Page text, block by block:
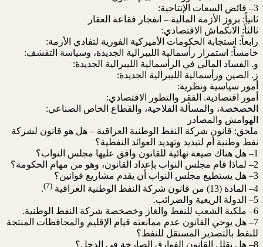
3– فائض السعات الإنتاجية:
ثانياً: بروز الأزمة المالية – انفجار فقاعة العقار
ثالثاً: الانكماش الاقتصادي:
رابعاً: استجابة الحكومات الأميركية الفورية لتفادي الأزمة:
خامساً: استمرار رأسمالية الليبرالية الجديدة، وسياسة التقشف:
و. الفساد المالي في الرأسمالية الليبرالية الجديدة:
ز. الصين ورأسمالية الليبرالية الجديدة:
أمور سياسية ونظرية:
أمور اقتصادية. الفقر والتطور الاقتصادي:
الخصخصة، والمسألة الفلاحية، والقطاع الخاص الصناعي:
الهوامش والمصادر
ملحق: قانون شركة النفط الوطنية العراقية – هل هو قانون لشركة
نفط وطنية أم لتبديد وتهديد العوائد النفطية؟
1– هل هناك صيغة نهائية للقانون وافق عليها مجلس النواب؟
2– لماذا قام مجلس النواب بإعداد القانون، وهو من مهام الحكومة؟
3– هل يستطيع مجلس النواب أن يقدم مشاريع قوانين؟
4– المادة (13) من قانون شركة النفط الوطنية العراقية
(7)
.
5– الدولة الريعية والضرائب.
6– ملكية الشعب للنفط والغاز وخصخصة شركة النفط الوطنية.
7– هل يوحي القانون عدم ممانعته قيام الإقليم والمحافظات المنتجة
للنفط بالتصدير المستقل للنفط؟
8– هل يقلل القانون الفوارق الصارخة في الدخل؟